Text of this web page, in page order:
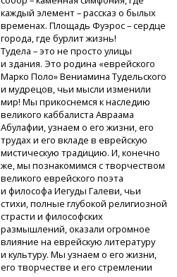
каждый элемент – рассказ о былых
временах. Площадь Фуэрос – сердце
города, где бурлит жизнь!
Тудела – это не просто улицы
и здания. Это родина «еврейского
Марко Поло» Вениамина Тудельского
и мудрецов, чьи мысли изменили
мир! Мы прикоснемся к наследию
великого каббалиста Авраама
Абулафии, узнаем о его жизни, его
трудах и его вкладе в еврейскую
мистическую традицию. И, конечно
же, мы познакомимся с творчеством
великого еврейского поэта
и философа Иегуды Галеви, чьи
стихи, полные глубокой религиозной
страсти и философских
размышлений, оказали огромное
влияние на еврейскую литературу
и культуру. Мы узнаем о его жизни,
его творчестве и его стремлении